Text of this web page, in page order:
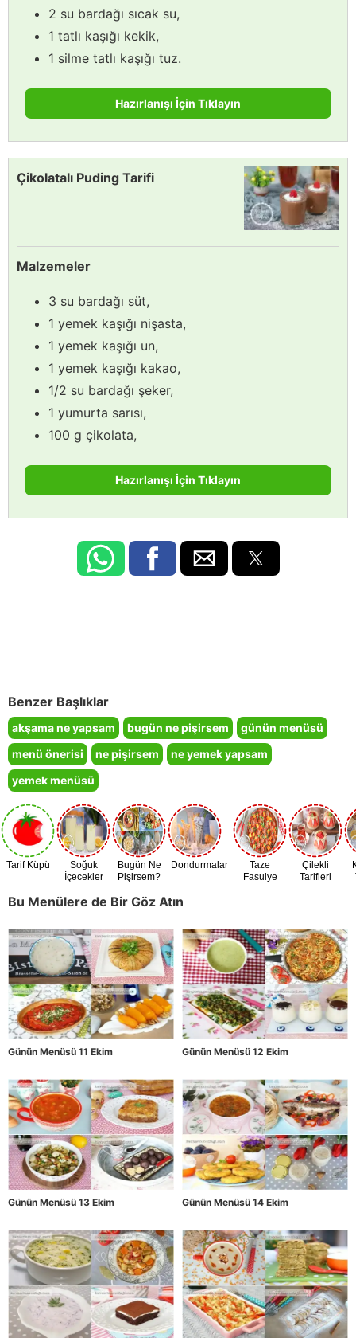
2 su bardağı sıcak su,
1 tatlı kaşığı kekik,
1 silme tatlı kaşığı tuz.
Hazırlanışı İçin Tıklayın
Çikolatalı Puding Tarifi
Malzemeler
3 su bardağı süt,
1 yemek kaşığı nişasta,
1 yemek kaşığı un,
1 yemek kaşığı kakao,
1/2 su bardağı şeker,
1 yumurta sarısı,
100 g çikolata,
Hazırlanışı İçin Tıklayın
Benzer Başlıklar
akşama ne yapsam bugün ne pişirsem
günün menüsü
menü önerisi
ne pişirsem
ne yemek yapsam
yemek menüsü
Tarif Küpü
Soğuk
İçecekler
Bugün Ne
Pişirsem?
Dondurmalar
Taze
Fasulye
Çilekli
Tarifleri
Bu Menülere de Bir Göz Atın
Günün Menüsü 11 Ekim Günün Menüsü 12 Ekim
Günün Menüsü 13 Ekim Günün Menüsü 14 Ekim